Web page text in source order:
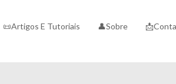
📜Artigos E Tutoriais 👤Sobre